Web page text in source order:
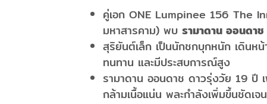
คู่เอก ONE Lumpinee 156 The
มหาสารคาม) พบ รามาดาน ออนดาช
สุริยันต์เล็ก เป็นนักชกบุกหนัก เดินห
ทนทาน และมีประสบการณ์สูง
รามาดาน ออนดาช ดาวรุ่งวัย 19 ปี
กล้ามเนื้อแน่น พละกำลังเพิ่มขึ้นชัดเจน